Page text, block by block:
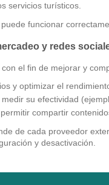
servicios turísticos.
puede funcionar
y redes
el fin de mejorar y
y optimizar el
su efectividad
compartir
de cada proveedor
y desactivación.